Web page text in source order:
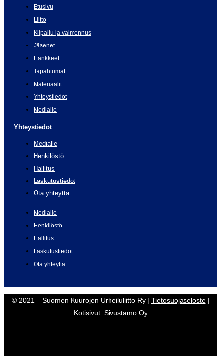
Etusivu
Liitto
Kilpailu ja valmennus
Jäsenet
Hankkeet
Tapahtumat
Materiaalit
Yhteystiedot
Medialle
Yhteystiedot
Medialle
Henkilöstö
Hallitus
Laskutustiedot
Ota yhteyttä
Medialle
Henkilöstö
Hallitus
Laskutustiedot
Ota yhteyttä
© 2021 – Suomen Kuurojen Urheiluliitto Ry | Tietosuojaseloste|
Kotisivut: Sivustamo Oy